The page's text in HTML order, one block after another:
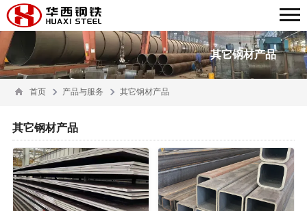
其它钢材产品
首页 产品与服务 其它钢材产品
其它钢材产品